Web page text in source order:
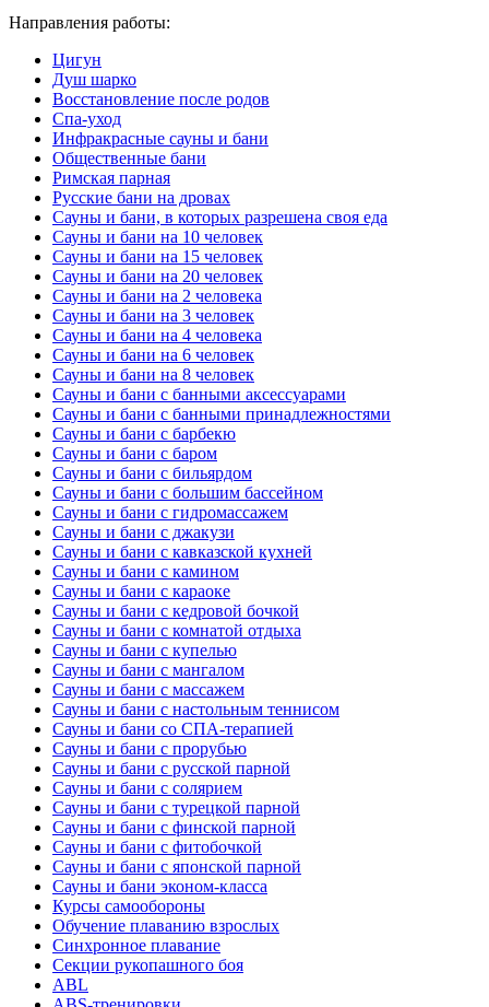
Направления работы:
Цигун
Душ шарко
Восстановление после родов
Спа-уход
Инфракрасные сауны и бани
Общественные бани
Римская парная
Русские бани на дровах
Сауны и бани, в которых разрешена своя еда
Сауны и бани на 10 человек
Сауны и бани на 15 человек
Сауны и бани на 20 человек
Сауны и бани на 2 человека
Сауны и бани на 3 человек
Сауны и бани на 4 человека
Сауны и бани на 6 человек
Сауны и бани на 8 человек
Сауны и бани с банными аксессуарами
Сауны и бани с банными принадлежностями
Сауны и бани с барбекю
Сауны и бани с баром
Сауны и бани с бильярдом
Сауны и бани с большим бассейном
Сауны и бани с гидромассажем
Сауны и бани с джакузи
Сауны и бани с кавказской кухней
Сауны и бани с камином
Сауны и бани с караоке
Сауны и бани с кедровой бочкой
Сауны и бани с комнатой отдыха
Сауны и бани с купелью
Сауны и бани с мангалом
Сауны и бани с массажем
Сауны и бани с настольным теннисом
Сауны и бани со СПА-терапией
Сауны и бани с прорубью
Сауны и бани с русской парной
Сауны и бани с солярием
Сауны и бани с турецкой парной
Сауны и бани с финской парной
Сауны и бани с фитобочкой
Сауны и бани с японской парной
Сауны и бани эконом-класса
Курсы самообороны
Обучение плаванию взрослых
Синхронное плавание
Секции рукопашного боя
ABL